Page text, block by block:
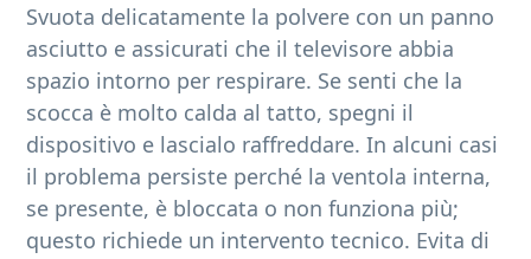
Svuota delicatamente la polvere con un panno
asciutto e assicurati che il televisore abbia
spazio intorno per respirare. Se senti che la
scocca è molto calda al tatto, spegni il
dispositivo e lascialo raffreddare. In alcuni casi
il problema persiste perché la ventola interna,
se presente, è bloccata o non funziona più;
questo richiede un intervento tecnico. Evita di